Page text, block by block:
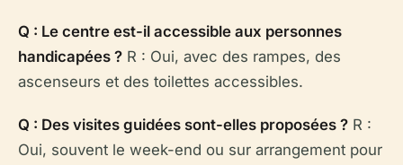
Q : Le centre est-il accessible aux personnes
handicapées ? R : Oui, avec des rampes, des
ascenseurs et des toilettes accessibles.
Q : Des visites guidées sont-elles proposées ? R :
Oui, souvent le week-end ou sur arrangement pour